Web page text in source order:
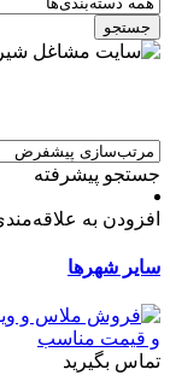
جستجو
جستجو پیشرفته
افزودن به
سایر شهرها
تماس بگیرید